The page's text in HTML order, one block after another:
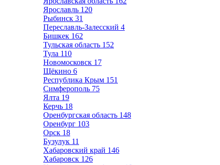
Ярославль 120
Рыбинск 31
Переславль-Залесский 4
Бишкек 162
Тульская область 152
Тула 110
Новомосковск 17
Щёкино 6
Республика Крым 151
Симферополь 75
Ялта 19
Керчь 18
Оренбургская область 148
Оренбург 103
Орск 18
Бузулук 11
Хабаровский край 146
Хабаровск 126